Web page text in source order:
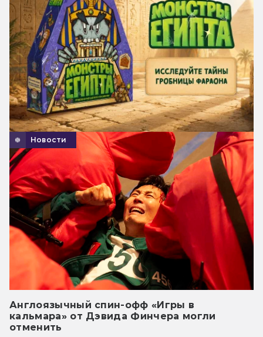
Новости
Англоязычный спин-офф «Игры в
кальмара» от Дэвида Финчера могли
отменить